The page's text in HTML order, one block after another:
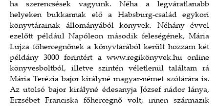
ha szerencsések vagyunk. Néha a legváratlanabb
helyeken bukkannak elő a Habsburg-család egykori
könyvtárainak állományából könyvek. Néhány évvel
ezelőtt például Napóleon második feleségének, Mária
Lujza főhercegnőnek a könyvtárából került hozzám két
példány 3000 forintért a www.regikönyvek.hu online
könyvesboltból, illetve szintén véletlenül találtam rá
Mária Terézia bajor királyné magyar-német szótárára is.
Az utolsó bajor királyné édesanyja József nádor lánya,
Erzsébet Franciska főhercegnő volt, innen származik